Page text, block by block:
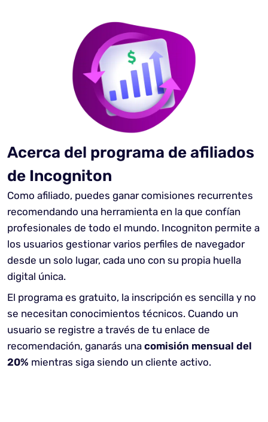
Acerca del programa de afiliados
de Incogniton
Como afiliado, puedes ganar comisiones recurrentes
recomendando una herramienta en la que confían
profesionales de todo el mundo. Incogniton permite a
los usuarios gestionar varios perfiles de navegador
desde un solo lugar, cada uno con su propia huella
digital única.
El programa es gratuito, la inscripción es sencilla y no
se necesitan conocimientos técnicos. Cuando un
usuario se registre a través de tu enlace de
recomendación, ganarás una comisión mensual del
20% mientras siga siendo un cliente activo.